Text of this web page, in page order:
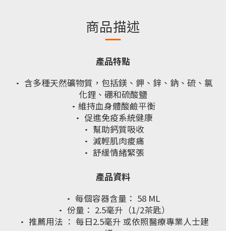
商品描述
產品特點
· 含多種天然礦物質，包括鎂、鉀、鋅、鈉、硫、氯
化鋰、硼和硫酸鹽
·維持血身體酸鹼平衡
· 促進免疫系統健康
· 幫助鈣質吸收
· 減輕肌肉痠痛
· 舒緩情緒緊張
產品資料
· 每個容器含量： 58 ML
· 份量： 2.5毫升（1/2茶匙）
· 推薦用法 ： 每日2.5毫升 或依照醫療專業人士建